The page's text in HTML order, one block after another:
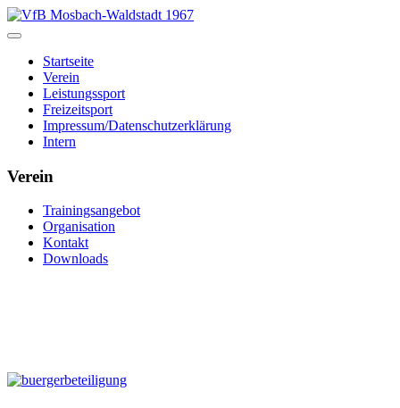
Startseite
Verein
Leistungssport
Freizeitsport
Impressum/Datenschutzerklärung
Intern
Verein
Trainingsangebot
Organisation
Kontakt
Downloads